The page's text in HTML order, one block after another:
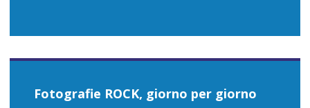
Fotografie ROCK, giorno per giorno